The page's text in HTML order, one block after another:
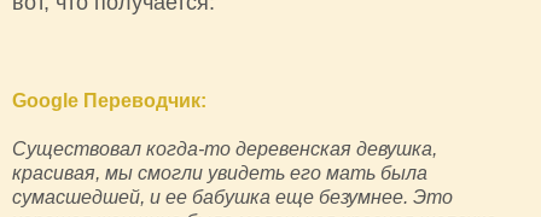
Google Переводчик:
Существовал когда-то деревенская девушка,
красивая, мы смогли увидеть его мать была
сумасшедшей, и ее бабушка еще безумнее. Это